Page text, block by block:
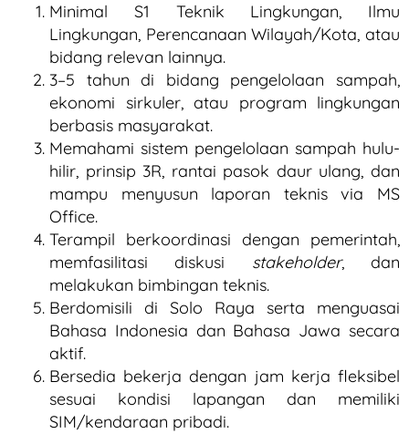
Minimal S1 Teknik Lingkungan, Ilmu
Lingkungan, Perencanaan Wilayah/Kota, atau
bidang relevan lainnya.
3–5 tahun di bidang pengelolaan sampah,
ekonomi sirkuler, atau program lingkungan
berbasis masyarakat.
Memahami sistem pengelolaan sampah hulu-
hilir, prinsip 3R, rantai pasok daur ulang, dan
mampu menyusun laporan teknis via MS
Office.
Terampil berkoordinasi dengan pemerintah,
memfasilitasi diskusi stakeholder, dan
melakukan bimbingan teknis.
Berdomisili di Solo Raya serta menguasai
Bahasa Indonesia dan Bahasa Jawa secara
aktif.
Bersedia bekerja dengan jam kerja fleksibel
sesuai kondisi lapangan dan memiliki
SIM/kendaraan pribadi.